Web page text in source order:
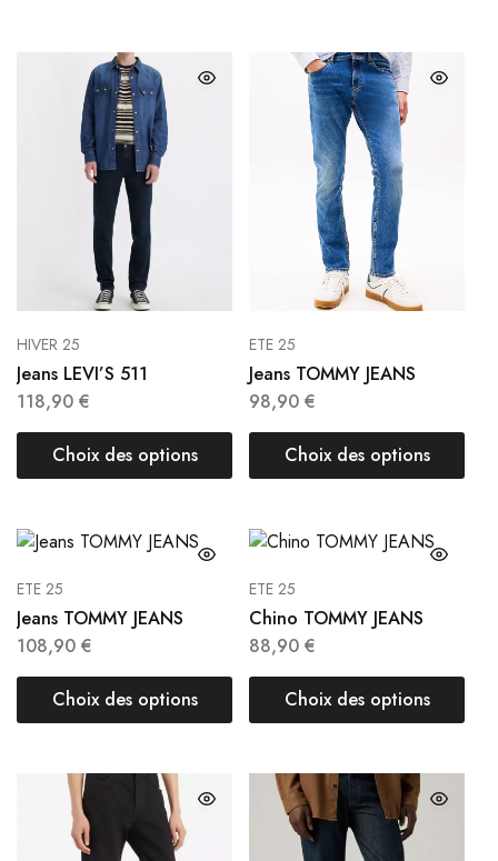
HIVER 25
Jeans LEVI’S 511
118,90 €
Choix des options
ETE 25
Jeans TOMMY JEANS
98,90 €
Choix des options
ETE 25
Jeans TOMMY JEANS
108,90 €
Choix des options
ETE 25
Chino TOMMY JEANS
88,90 €
Choix des options